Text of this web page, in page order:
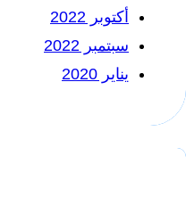
أكتوبر 2022
سبتمبر 2022
يناير 2020